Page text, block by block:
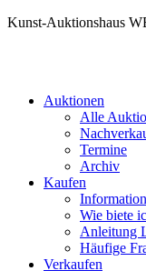
Kunst-Auktionshaus
Auktionen
Alle
Termine
Archiv
Kaufen
Wie biete
Anleitung
Häufige
Verkaufen